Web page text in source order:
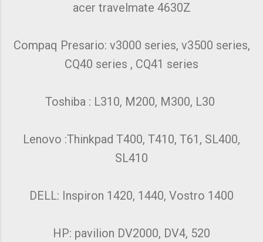
acer travelmate 4630Z
Compaq Presario: v3000 series, v3500 series,
CQ40 series , CQ41 series
Toshiba : L310, M200, M300, L30
Lenovo :Thinkpad T400, T410, T61, SL400,
SL410
DELL: Inspiron 1420, 1440, Vostro 1400
HP: pavilion DV2000, DV4, 520